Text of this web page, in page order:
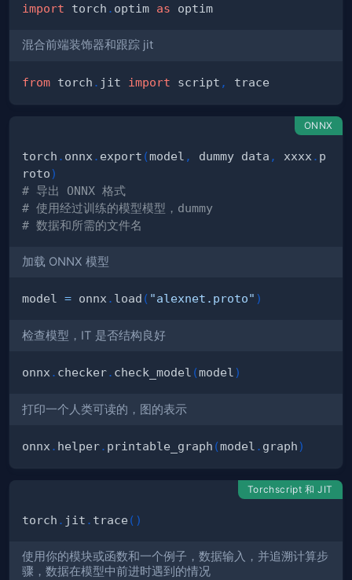
import torch . optim as
混合前端装饰器和跟踪 jit
from torch . jit import script ,
ONNX
torch . onnx . export (model , dummy data , xxxx . p
roto)
# 导出 ONNX 格式
# 使用经过训练的模型模型，dummy
# 数据和所需的文件名
加载 ONNX 模型
model = onnx. load ( "alexnet.proto" )
检查模型，IT 是否结构良好
onnx . checker. check_model (model )
打印一个人类可读的，图的表示
onnx . helper. printable_graph (model . graph)
Torchscript 和 JIT
torch . jit . trace ( )
使用你的模块或函数和一个例子，数据输入，并追溯计算步
骤，数据在模型中前进时遇到的情况